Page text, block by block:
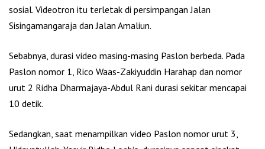
sosial. Videotron itu terletak di persimpangan Jalan
Sisingamangaraja dan Jalan Amaliun.
Sebabnya, durasi video masing-masing Paslon berbeda. Pada
Paslon nomor 1, Rico Waas-Zakiyuddin Harahap dan nomor
urut 2 Ridha Dharmajaya-Abdul Rani durasi sekitar mencapai
10 detik.
Sedangkan, saat menampilkan video Paslon nomor urut 3,